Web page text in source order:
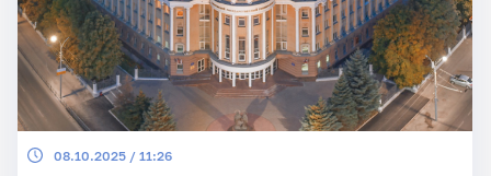
08.10.2025 / 11:26